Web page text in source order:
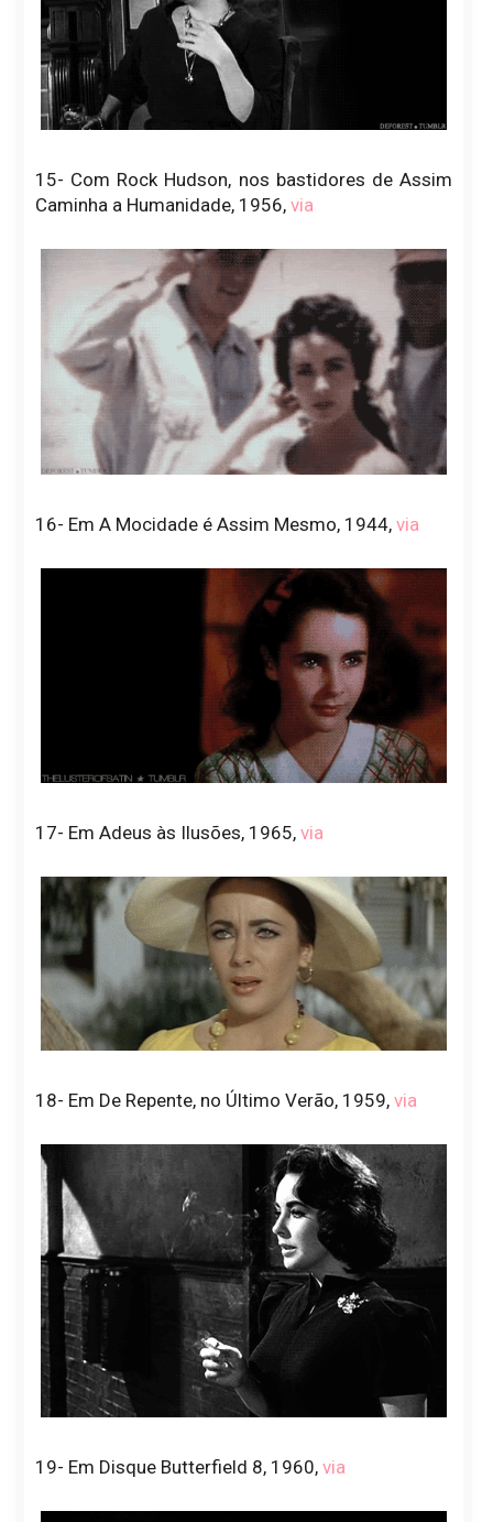
15- Com Rock Hudson, nos bastidores de Assim
Caminha a Humanidade, 1956, via
16- Em A Mocidade é Assim Mesmo, 1944, via
17- Em Adeus às Ilusões, 1965, via
18- Em De Repente, no Último Verão, 1959,via
19- Em Disque Butterfield 8, 1960, via